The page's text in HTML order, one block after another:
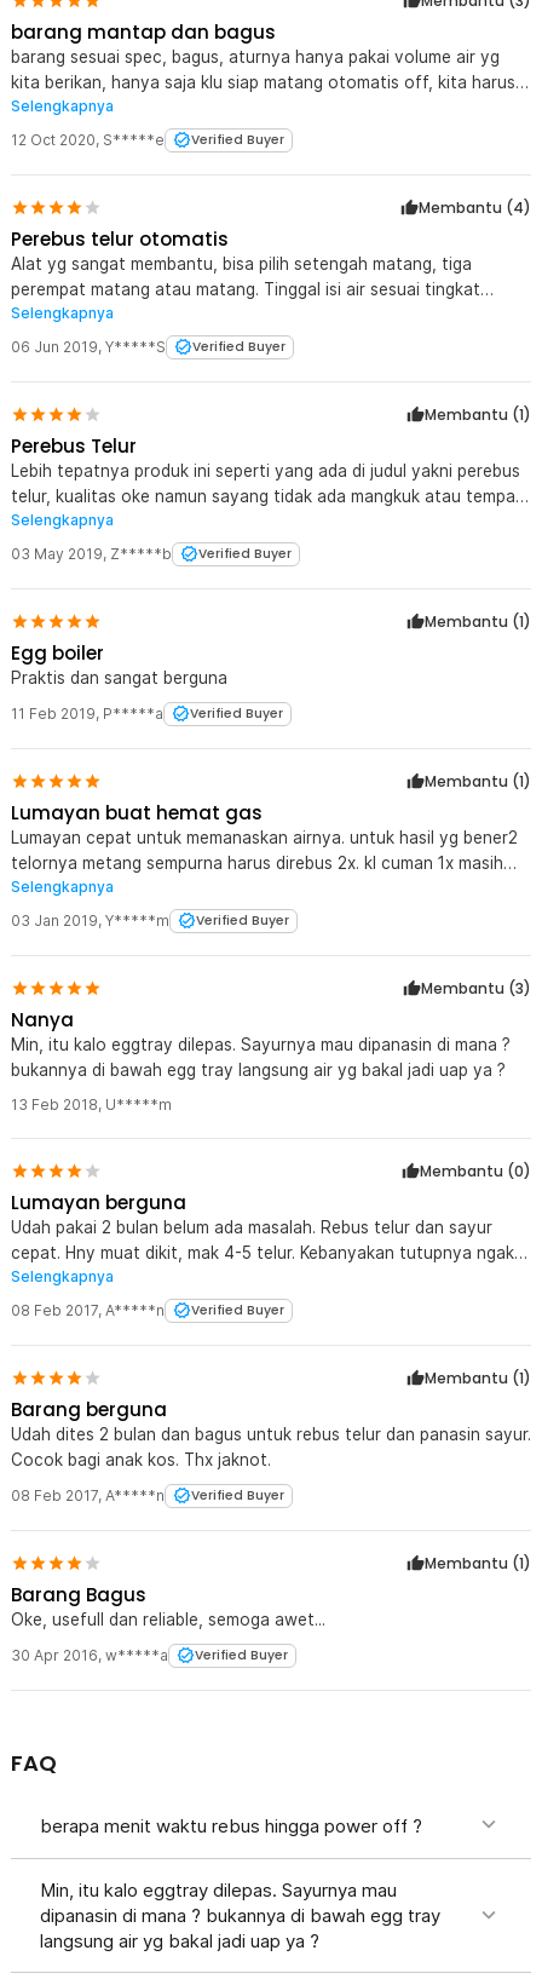
barang mantap dan bagus
barang sesuai spec, bagus, aturnya hanya pakai volume air yg
kita berikan, hanya saja klu siap matang otomatis off, kita harus
switch off klu tidak akan panas kembali, mantap deh barangnnya
Selengkapnya
12 Oct 2020, S*****e Verified Buyer
Membantu (4)
Perebus telur otomatis
Alat yg sangat membantu, bisa pilih setengah matang, tiga
perempat matang atau matang. Tinggal isi air sesuai tingkat
kematangan yg diinginkan, nyalakan tunggu sampai off sendiri.
Siaap disantap itu telur.
Selengkapnya
06 Jun 2019, Y*****S Verified Buyer
Membantu (1)
Perebus Telur
Lebih tepatnya produk ini seperti yang ada di judul yakni perebus
telur, kualitas oke namun sayang tidak ada mangkuk atau tempat
untuk memasak telur diatas uap airnya seperti yang ada di
gambar atau ada di video. Bisa disiasati dengan membeli mangkuk
sendiri secara terpisah.
Selengkapnya
03 May 2019, Z*****b Verified Buyer
Membantu (1)
Egg boiler
Praktis dan sangat berguna
11 Feb 2019, P*****a Verified Buyer
Membantu (1)
Lumayan buat hemat gas
Lumayan cepat untuk memanaskan airnya. untuk hasil yg bener2
telornya metang sempurna harus direbus 2x. kl cuman 1x masih
stgh matang, putihnya saja yg matang.
Selengkapnya
03 Jan 2019, Y*****m Verified Buyer
Membantu (3)
Nanya
Min, itu kalo eggtray dilepas. Sayurnya mau dipanasin di mana ?
bukannya di bawah egg tray langsung air yg bakal jadi uap ya ?
13 Feb 2018, U*****m
Membantu (0)
Lumayan berguna
Udah pakai 2 bulan belum ada masalah. Rebus telur dan sayur
cepat. Hny muat dikit, mak 4-5 telur. Kebanyakan tutupnya ngak
pas. Cocok buat anak kos.
Selengkapnya
08 Feb 2017, A*****n Verified Buyer
Membantu (1)
Barang berguna
Udah dites 2 bulan dan bagus untuk rebus telur dan panasin sayur.
Cocok bagi anak kos. Thx jaknot.
08 Feb 2017, A*****n Verified Buyer
Membantu (1)
Barang Bagus
Oke, usefull dan reliable, semoga awet...
30 Apr 2016, w*****a Verified Buyer
FAQ
berapa menit waktu rebus hingga power off ?
Min, itu kalo eggtray dilepas. Sayurnya mau
dipanasin di mana ? bukannya di bawah egg tray
langsung air yg bakal jadi uap ya ?